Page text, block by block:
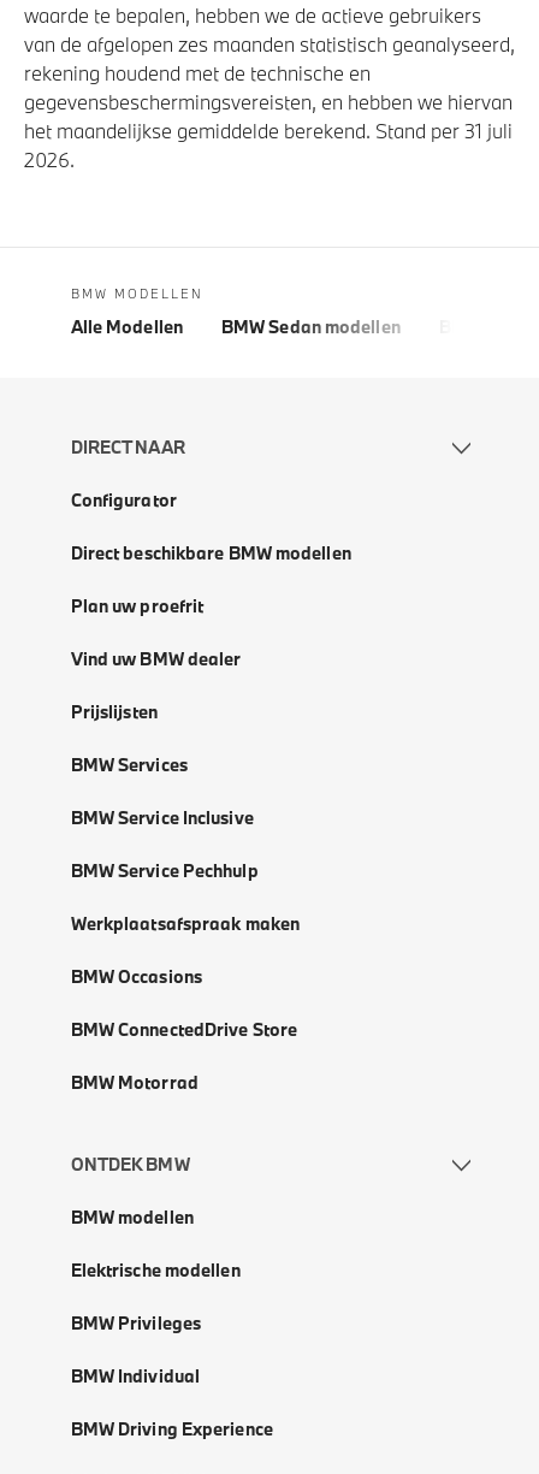
waarde te bepalen, hebben we de actieve gebruikers
van de afgelopen zes maanden statistisch geanalyseerd,
rekening houdend met de technische en
gegevensbeschermingsvereisten, en hebben we hiervan
het maandelijkse gemiddelde berekend. Stand per 31 juli
2026.
BMW MODELLEN
Alle Modellen BMW Sedan modellen
DIRECT NAAR
Configurator
Direct beschikbare BMW modellen
Plan uw proefrit
Vind uw BMW dealer
Prijslijsten
BMW Services
BMW Service Inclusive
BMW Service Pechhulp
Werkplaatsafspraak maken
BMW Occasions
BMW ConnectedDrive Store
BMW Motorrad
ONTDEK BMW
BMW modellen
Elektrische modellen
BMW Privileges
BMW Individual
BMW Driving Experience